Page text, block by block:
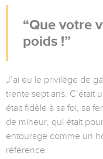
Que votre
poids !
J’ai eu le privilège de
trente sept ans. C’était
était fidèle à sa foi, sa
de mineur, qui était
entourage comme un
référence.